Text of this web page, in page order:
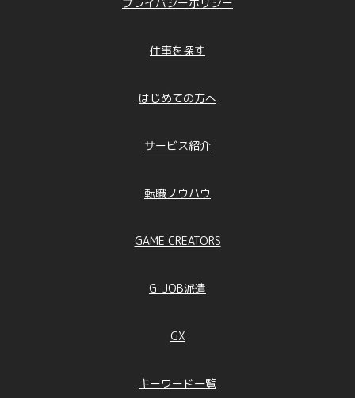
仕事を探す
はじめての方へ
サービス紹介
転職ノウハウ
GAME CREATORS
G-JOB派遣
GX
キーワード一覧